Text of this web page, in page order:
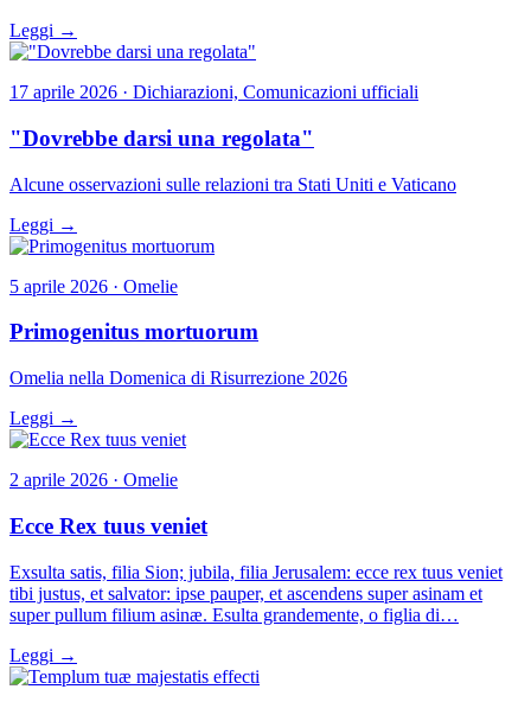
Leggi →
17 aprile 2026 · Dichiarazioni, Comunicazioni ufficiali
"Dovrebbe darsi una regolata"
Alcune osservazioni sulle relazioni tra Stati Uniti e Vaticano
Leggi →
5 aprile 2026 · Omelie
Primogenitus mortuorum
Omelia nella Domenica di Risurrezione 2026
Leggi →
2 aprile 2026 · Omelie
Ecce Rex tuus veniet
Exsulta satis, filia Sion; jubila, filia Jerusalem: ecce rex tuus veniet
tibi justus, et salvator: ipse pauper, et ascendens super asinam et
super pullum filium asinæ. Esulta grandemente, o figlia di…
Leggi →